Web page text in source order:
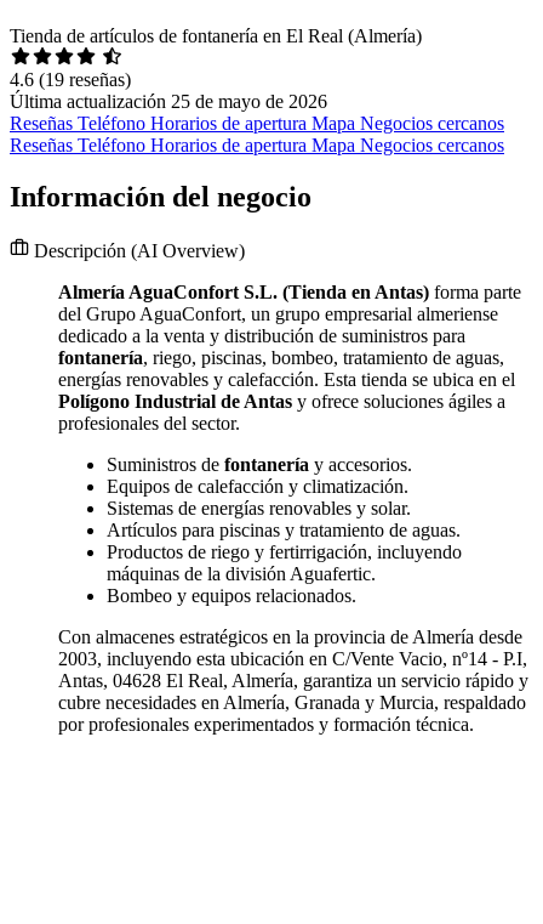
Tienda de artículos de fontanería en El Real (Almería)
4.6 (19 reseñas)
Última actualización 25 de mayo de 2026
Reseñas Teléfono Horarios de apertura Mapa Negocios cercanos
Reseñas Teléfono Horarios de apertura Mapa Negocios cercanos
Información del negocio
Descripción (AI Overview)
Almería AguaConfort S.L. (Tienda en Antas) forma parte
del Grupo AguaConfort, un grupo empresarial almeriense
dedicado a la venta y distribución de suministros para
fontanería, riego, piscinas, bombeo, tratamiento de aguas,
energías renovables y calefacción. Esta tienda se ubica en el
Polígono Industrial de Antas y ofrece soluciones ágiles a
profesionales del sector.
Suministros de fontanería y accesorios.
Equipos de calefacción y climatización.
Sistemas de energías renovables y solar.
Artículos para piscinas y tratamiento de aguas.
Productos de riego y fertirrigación, incluyendo
máquinas de la división Aguafertic.
Bombeo y equipos relacionados.
Con almacenes estratégicos en la provincia de Almería desde
2003, incluyendo esta ubicación en C/Vente Vacio, nº14 - P.I,
Antas, 04628 El Real, Almería, garantiza un servicio rápido y
cubre necesidades en Almería, Granada y Murcia, respaldado
por profesionales experimentados y formación técnica.